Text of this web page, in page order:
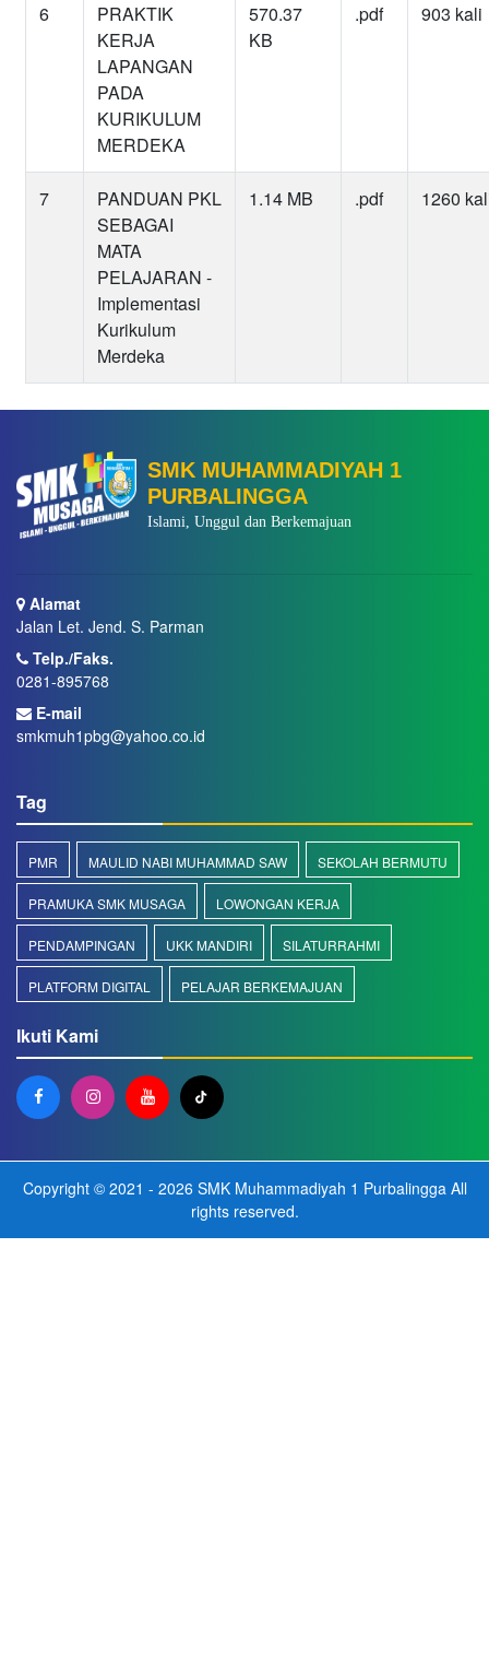
6
PRAKTIK
KERJA
LAPANGAN
PADA
KURIKULUM
MERDEKA
570.37
KB
.pdf 903 kali
7
PANDUAN PKL
SEBAGAI
MATA
PELAJARAN -
Implementasi
Kurikulum
Merdeka
1.14 MB .pdf 1260
SMK MUHAMMADIYAH 1
PURBALINGGA
Islami, Unggul dan Berkemajuan
Alamat
Jalan Let. Jend. S. Parman
Telp./Faks.
0281-895768
E-mail
smkmuh1pbg@yahoo.co.id
Tag
PMR MAULID NABI MUHAMMAD SAW SEKOLAH BERMUTU
PRAMUKA SMK MUSAGA LOWONGAN KERJA
PENDAMPINGAN UKK MANDIRI SILATURRAHMI
PLATFORM DIGITAL PELAJAR BERKEMAJUAN
Ikuti Kami
Copyright © 2021 - 2026 SMK Muhammadiyah 1 PurbalinggaAll
rights reserved.